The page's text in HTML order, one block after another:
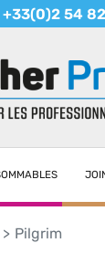
+33(0)2 54
Pilgrim